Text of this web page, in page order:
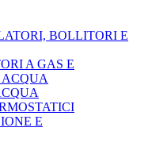
BOLLITORI E
A GAS E
E